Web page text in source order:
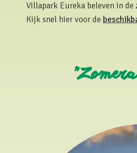
Villapark Eureka beleven in
Kijk snel hier voor de